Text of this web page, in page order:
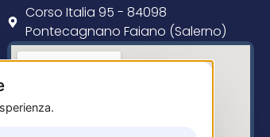
Corso Italia 95 - 84098
Pontecagnano Faiano (Salerno)